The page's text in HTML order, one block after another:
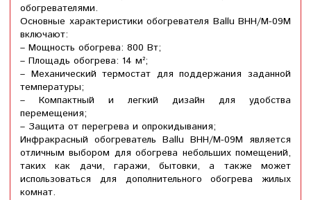
обогревателями.
Основные характеристики обогревателя Ballu BHH/M-09M
включают:
– Мощность обогрева: 800 Вт;
– Площадь обогрева: 14 м²;
– Механический термостат для поддержания заданной
температуры;
– Компактный и легкий дизайн для удобства
перемещения;
– Защита от перегрева и опрокидывания;
Инфракрасный обогреватель Ballu BHH/M-09M является
отличным выбором для обогрева небольших помещений,
таких как дачи, гаражи, бытовки, а также может
использоваться для дополнительного обогрева жилых
комнат.